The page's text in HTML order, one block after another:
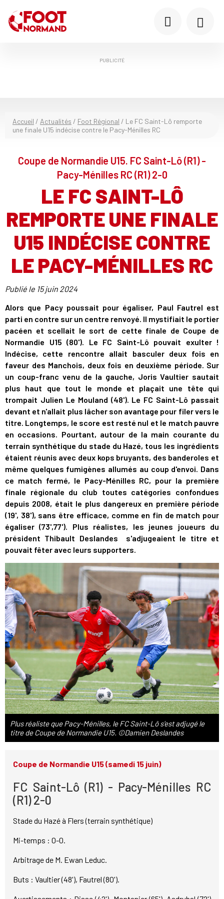
PUBLICITÉ
Accueil / Actualités / Foot Régional / Le FC Saint-Lô remporte
une finale U15 indécise contre le Pacy-Ménilles RC
Coupe de Normandie U15. FC Saint-Lô (R1) -
Pacy-Ménilles RC (R1) 2-0
LE FC SAINT-LÔ
REMPORTE UNE FINALE
U15 INDÉCISE CONTRE
LE PACY-MÉNILLES RC
Publié le 15 juin 2024
Alors que Pacy poussait pour égaliser, Paul Fautrel est
parti en contre sur un centre renvoyé. Il mystifiait le portier
pacéen et scellait le sort de cette finale de Coupe de
Normandie U15 (80'). Le FC Saint-Lô pouvait exulter !
Indécise, cette rencontre allait basculer deux fois en
faveur des Manchois, deux fois en deuxième période. Sur
un coup-franc venu de la gauche, Joris Vaultier sautait
plus haut que tout le monde et plaçait une tête qui
trompait Julien Le Mouland (48'). Le FC Saint-Lô passait
devant et n'allait plus lâcher son avantage pour filer vers le
titre. Longtemps, le score est resté nul et le match pauvre
en occasions. Pourtant, autour de la main courante du
terrain synthétique du stade du Hazé, tous les ingrédients
étaient réunis avec deux kops bruyants, des banderoles et
même quelques fumigènes allumés au coup d'envoi. Dans
ce match fermé, le Pacy-Ménilles RC, pour la première
finale régionale du club toutes catégories confondues
depuis 2008, était le plus dangereux en première période
(19', 38'), sans être efficace, comme en fin de match pour
égaliser (73',77'). Plus réalistes, les jeunes joueurs du
président Thibault Deslandes s'adjugeaient le titre et
pouvait fêter avec leurs supporters.
Plus réaliste que Pacy-Ménilles, le FC Saint-Lô s'est adjugé le
titre de Coupe de Normandie U15. ©Damien Deslandes
Coupe de Normandie U15 (samedi 15 juin)
FC Saint-Lô (R1) - Pacy-Ménilles RC
(R1) 2-0
Stade du Hazé à Flers (terrain synthétique)
Mi-temps : 0-0.
Arbitrage de M. Ewan Leduc.
Buts : Vaultier (48'), Fautrel (80').